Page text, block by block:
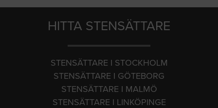
HITTA STENSÄTTARE
STENSÄTTARE I STOCKHOLM
STENSÄTTARE I GÖTEBORG
STENSÄTTARE I MALMÖ
STENSÄTTARE I LINKÖPINGE